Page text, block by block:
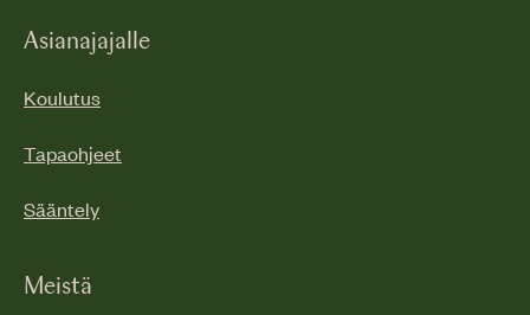
Asianajajalle
Koulutus
Tapaohjeet
Sääntely
Meistä